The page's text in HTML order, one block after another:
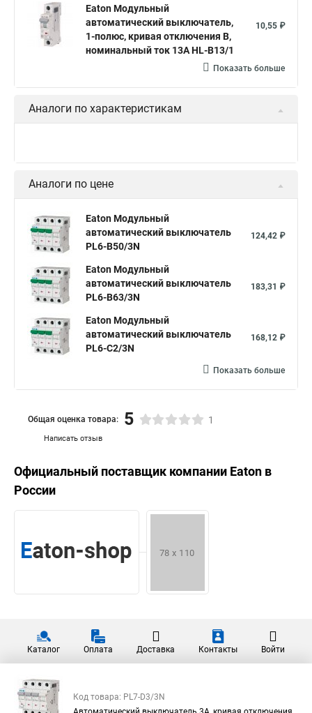
Eaton Модульный
автоматический выключатель,
1-полюс, кривая отключения B,
номинальный ток 13А HL-B13/1
10,55 ₽
Показать больше
Аналоги по характеристикам
Аналоги по цене
Eaton Модульный
автоматический выключатель
PL6-B50/3N
124,42 ₽
Eaton Модульный
автоматический выключатель
PL6-B63/3N
183,31 ₽
Eaton Модульный
автоматический выключатель
PL6-C2/3N
168,12 ₽
Показать больше
Написать отзыв
Общая оценка товара: 5 1
Официальный поставщик компании Eaton в
России
Каталог Оплата Доставка Контакты Войти
Код товара: PL7-D3/3N